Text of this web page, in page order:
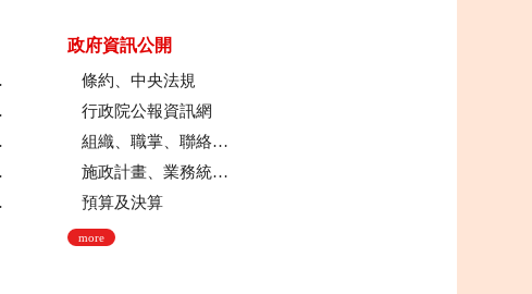
政府資訊公開
條約、中央法規
行政院公報資訊網
組織、職掌、聯絡方式
施政計畫、業務統計及研究報告
預算及決算
more